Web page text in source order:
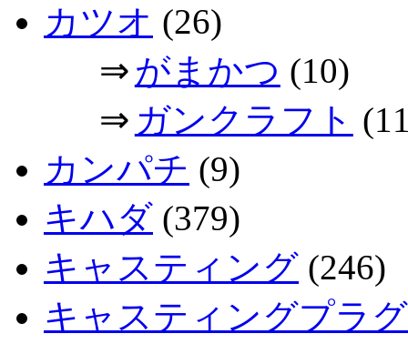
カツオ (26)
⇒ がまかつ (10)
⇒ ガンクラフト
カンパチ (9)
キハダ (379)
キャスティング (246)
キャスティングプラ